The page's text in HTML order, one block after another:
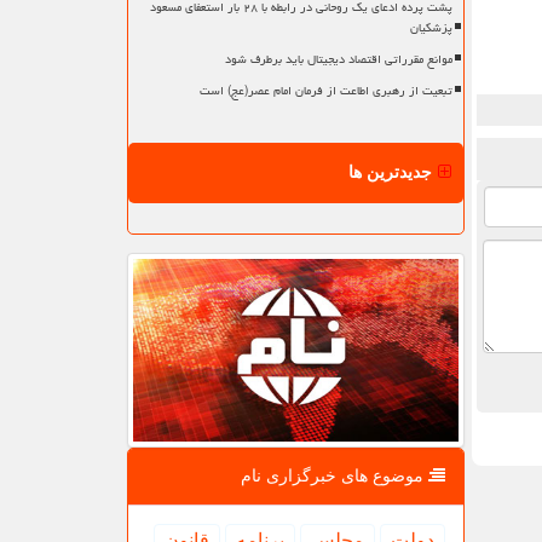
پشت پرده ادعای یک روحانی در رابطه با ۲۸ بار استعفای مسعود
پزشکیان
موانع مقرراتی اقتصاد دیجیتال باید برطرف شود
تبعیت از رهبری اطاعت از فرمان امام عصر(عج) است
جدیدترین ها
موضوع های خبرگزاری نام